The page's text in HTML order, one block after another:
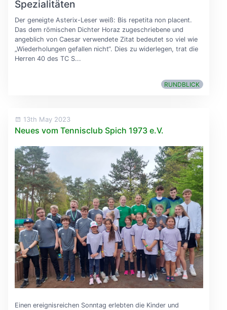
Spezialitäten
Der geneigte Asterix-Leser weiß: Bis repetita non placent.
Das dem römischen Dichter Horaz zugeschriebene und
angeblich von Caesar verwendete Zitat bedeutet so viel wie
„Wiederholungen gefallen nicht“. Dies zu widerlegen, trat die
Herren 40 des TC S...
RUNDBLICK
13th May 2023
Neues vom Tennisclub Spich 1973 e.V.
Einen ereignisreichen Sonntag erlebten die Kinder und